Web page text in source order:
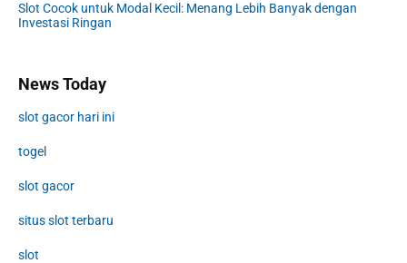
Slot Cocok untuk Modal Kecil: Menang Lebih Banyak dengan
Investasi Ringan
News Today
slot gacor hari ini
togel
slot gacor
situs slot terbaru
slot